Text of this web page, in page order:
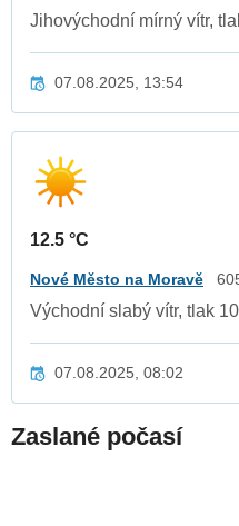
Jihovýchodní mírný vítr,
07.08.2025, 13:54
12.5 °C
Nové Město na Moravě
Východní slabý vítr, tlak
07.08.2025, 08:02
Zaslané počasí